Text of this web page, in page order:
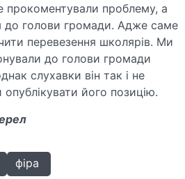
прокоментували проблему, а
до голови громади. Адже саме
перевезення школярів. Ми
до голови громади
слухавки він так і не
опублікувати його позицію.
фіра